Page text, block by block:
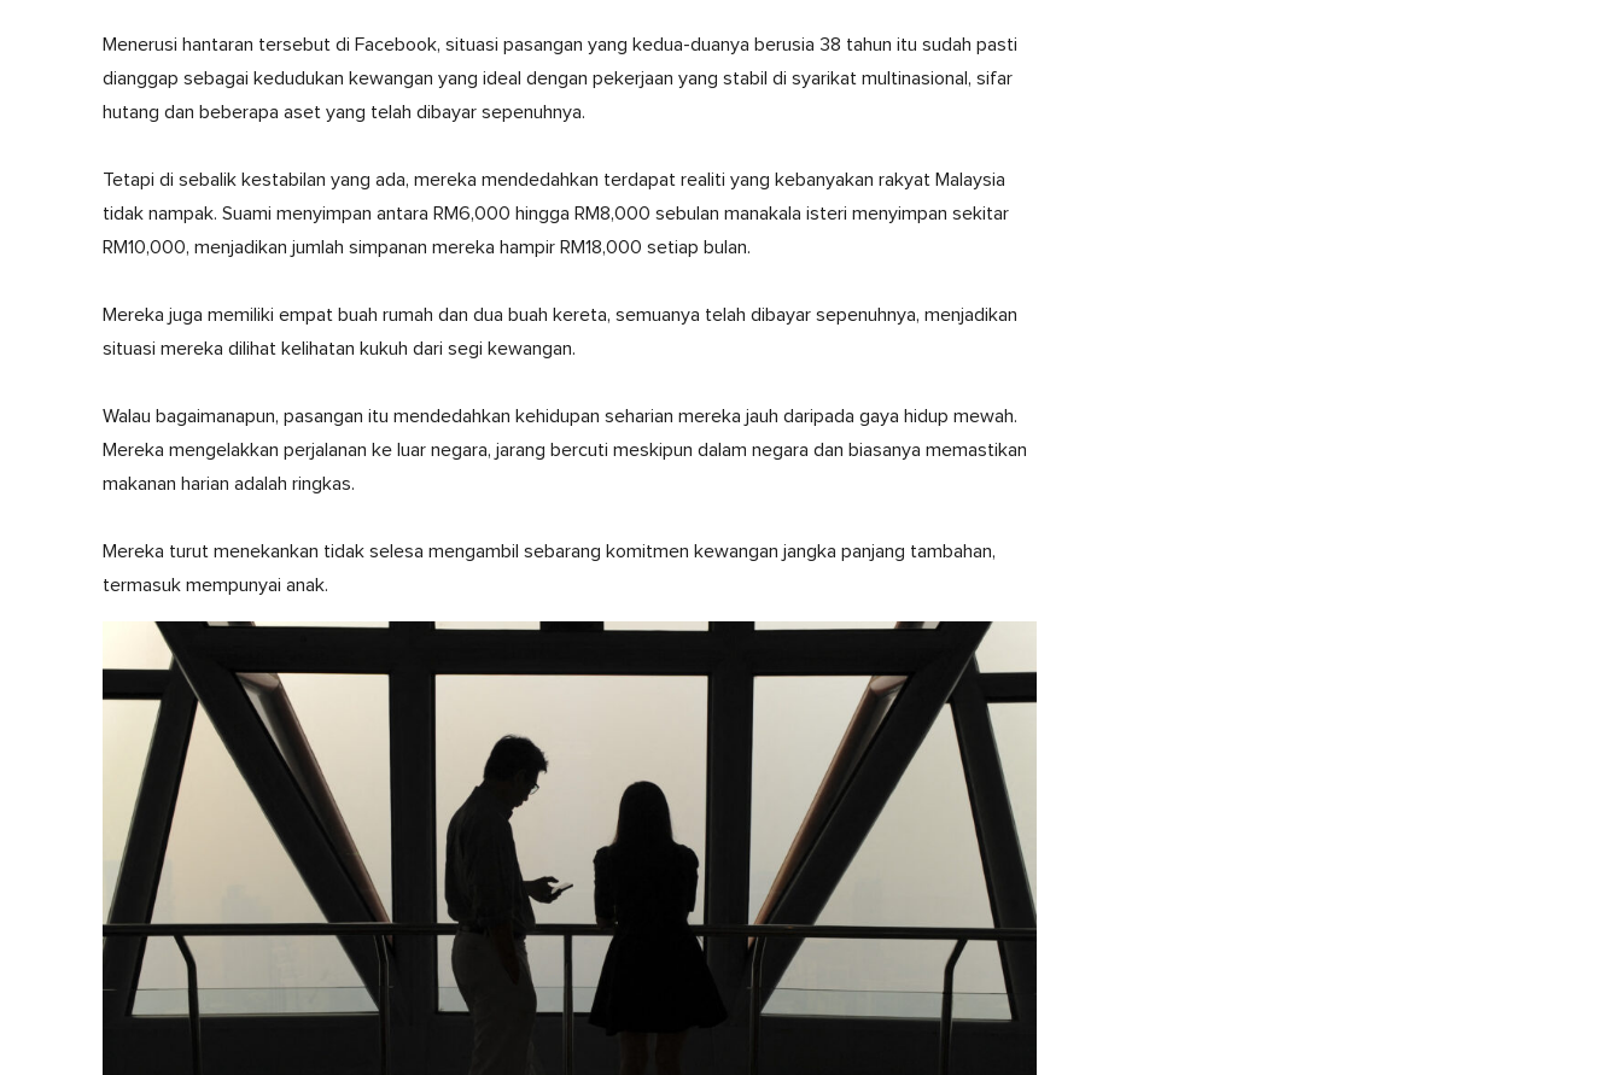
Menerusi hantaran tersebut di Facebook, situasi pasangan yang kedua-duanya berusia 38 tahun itu sudah pasti
dianggap sebagai kedudukan kewangan yang ideal dengan pekerjaan yang stabil di syarikat multinasional, sifar
hutang dan beberapa aset yang telah dibayar sepenuhnya.
Tetapi di sebalik kestabilan yang ada, mereka mendedahkan terdapat realiti yang kebanyakan rakyat Malaysia
tidak nampak. Suami menyimpan antara RM6,000 hingga RM8,000 sebulan manakala isteri menyimpan sekitar
RM10,000, menjadikan jumlah simpanan mereka hampir RM18,000 setiap bulan.
Mereka juga memiliki empat buah rumah dan dua buah kereta, semuanya telah dibayar sepenuhnya, menjadikan
situasi mereka dilihat kelihatan kukuh dari segi kewangan.
Walau bagaimanapun, pasangan itu mendedahkan kehidupan seharian mereka jauh daripada gaya hidup mewah.
Mereka mengelakkan perjalanan ke luar negara, jarang bercuti meskipun dalam negara dan biasanya memastikan
makanan harian adalah ringkas.
Mereka turut menekankan tidak selesa mengambil sebarang komitmen kewangan jangka panjang tambahan,
termasuk mempunyai anak.